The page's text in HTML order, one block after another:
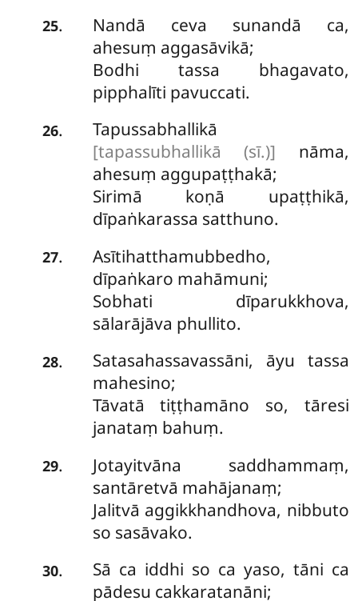
25. Nandā ceva sunandā ca,
ahesuṃ aggasāvikā;
Bodhi tassa bhagavato,
pipphalīti pavuccati.
26.
Tapussabhallikā
[tapassubhallikā (sī.)] nāma,
ahesuṃ aggupaṭṭhakā;
Sirimā koṇā upaṭṭhikā,
dīpaṅkarassa satthuno.
27.
Asītihatthamubbedho,
dīpaṅkaro mahāmuni;
Sobhati dīparukkhova,
sālarājāva phullito.
28.
Satasahassavassāni, āyu tassa
mahesino;
Tāvatā tiṭṭhamāno so, tāresi
janataṃ bahuṃ.
29.
Jotayitvāna saddhammaṃ,
santāretvā mahājanaṃ;
Jalitvā aggikkhandhova, nibbuto
so sasāvako.
30.
Sā ca iddhi so ca yaso, tāni ca
pādesu cakkaratanāni;